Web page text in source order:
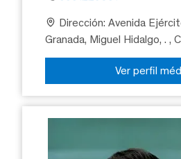
Dirección: Avenida
Granada, Miguel Hidalgo, .,
Ver perfil